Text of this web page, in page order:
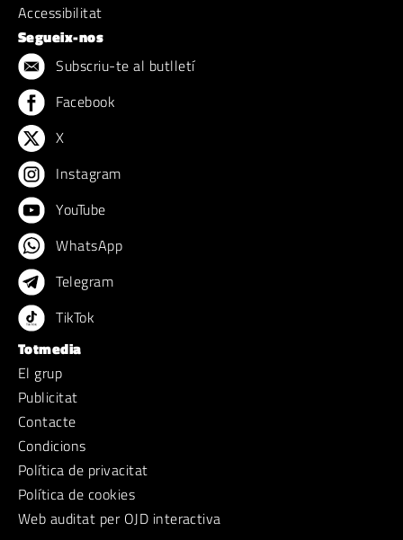
Accessibilitat
Segueix-nos
Subscriu-te al butlletí
Facebook
X
Instagram
YouTube
WhatsApp
Telegram
TikTok
Totmedia
El grup
Publicitat
Contacte
Condicions
Política de privacitat
Política de cookies
Web auditat per OJD interactiva